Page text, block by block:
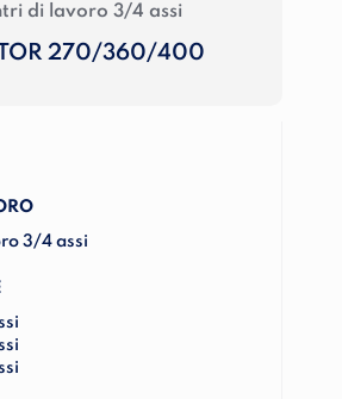
3/4 assi
di lavoro 3/4 assi
270/360/400